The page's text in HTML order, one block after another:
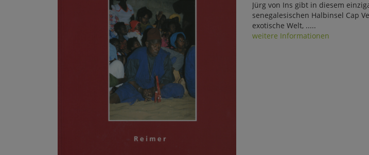
Jürg von Ins gibt in diesem
senegalesischen Halbinsel Cap
exotische Welt, .....
weitere Informationen